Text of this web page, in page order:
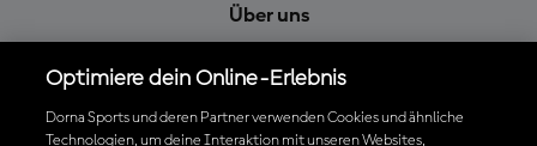
Über uns
Cookie-Richtlinien
Geschäftsbedingungen
Optimiere dein Online-Erlebnis
Dorna Sports und deren Partner verwenden Cookies und ähnliche
Technologien, um deine Interaktion mit unseren Websites,